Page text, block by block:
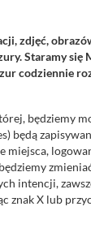
zdjęć,
Staramy się
codziennie
będziemy
będą
miejsca,
intencji,
znak X lub